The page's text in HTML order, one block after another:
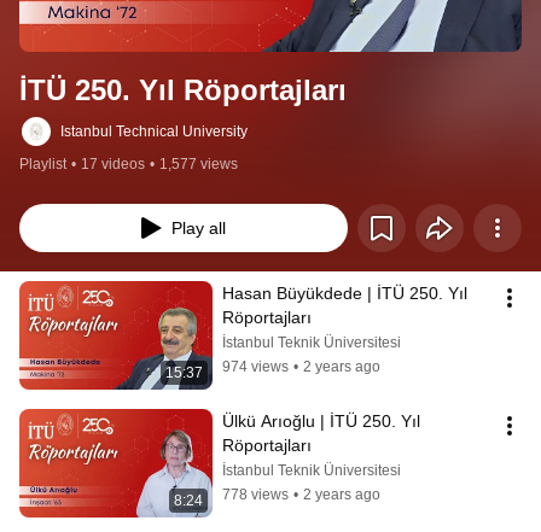
İTÜ 250. Yıl Röportajları
Istanbul Technical University
Playlist • 17 videos • 1,577 views
Play all
15:37
Hasan Büyükdede | İTÜ 250. Yıl
Röportajları
İstanbul Teknik Üniversitesi
974 views • 2 years ago
8:24
Ülkü Arıoğlu | İTÜ 250. Yıl
Röportajları
İstanbul Teknik Üniversitesi
778 views • 2 years ago